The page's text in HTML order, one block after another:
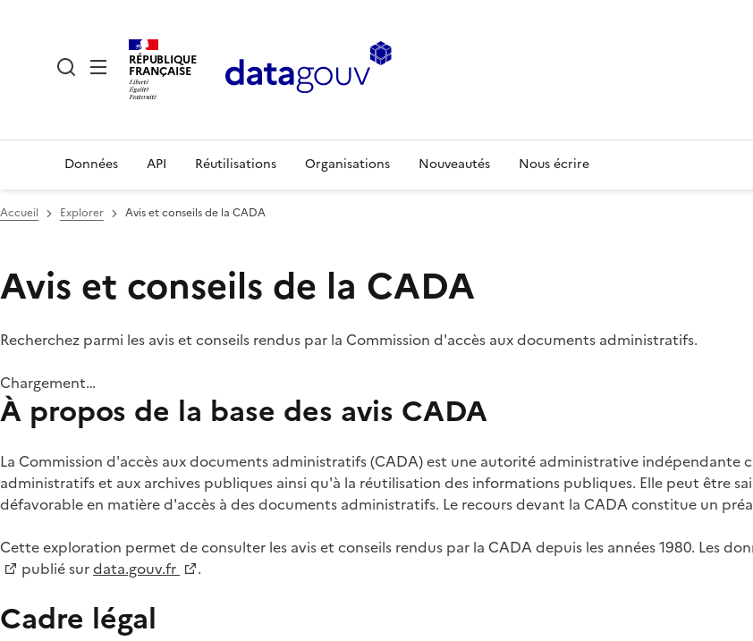
RÉPUBLIQUE
FRANÇAISE
Données API Réutilisations Organisations Nouveautés Nous écrire
Accueil Explorer Avis et conseils de la CADA
Avis et conseils de la CADA
Recherchez parmi les avis et conseils rendus par la Commission d'accès aux documents administratifs.
Chargement…
À propos de la base des avis CADA
La Commission d'accès aux documents administratifs (CADA) est une autorité administrative indépendante
administratifs et aux archives publiques ainsi qu'à la réutilisation des informations publiques. Elle peut être
défavorable en matière d'accès à des documents administratifs. Le recours devant la CADA constitue un
Cette exploration permet de consulter les avis et conseils rendus par la CADA depuis les années 1980. Les
publié surdata.gouv.fr .
Cadre légal